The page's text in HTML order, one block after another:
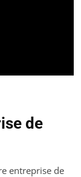
de
entreprise de